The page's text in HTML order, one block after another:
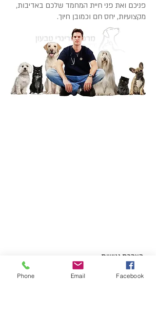
פניכם ואת פני חיית המחמד שלכם באדיבות,
מקצועיות, יחס חם וכמובן חיוך.
הצהרת נגישות
Phone Email Facebook